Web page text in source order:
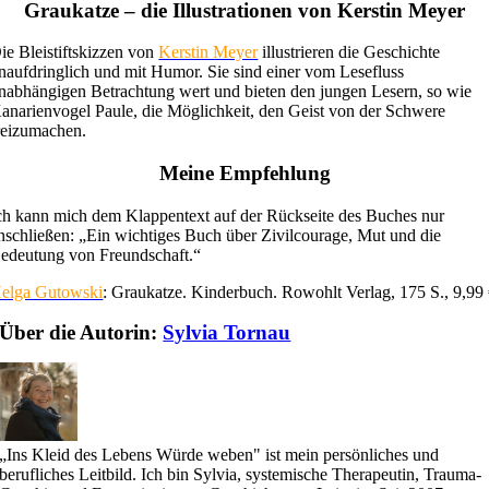
Graukatze – die Illustrationen von Kerstin Meyer
Bleistiftskizzen vonKerstin Meyerillustrieren die Geschichte
und mit Humor. Sie sind einer vom Lesefluss
Betrachtung wert und bieten den jungen Lesern, so wie
Paule, die Möglichkeit, den Geist von der Schwere
Meine Empfehlung
kann mich dem Klappentext auf der Rückseite des Buches nur
„Ein wichtiges Buch über Zivilcourage, Mut und die
von Freundschaft.“
Gutowski: Graukatze. Kinderbuch. Rowohlt Verlag, 175 S., 9,99
Über die Autorin: Sylvia Tornau
„Ins Kleid des Lebens Würde weben" ist mein persönliches und
berufliches Leitbild. Ich bin Sylvia, systemische Therapeutin, Trauma-